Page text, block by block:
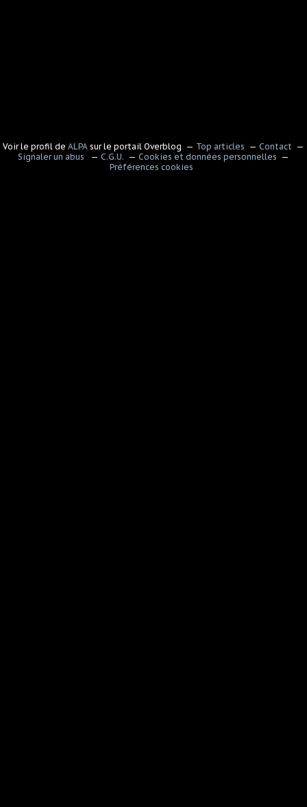
Voir le profil de ALPA sur le portail Overblog Top articles
Contact
Signaler un abus
C.G.U.
Cookies et données personnelles
Préférences cookies